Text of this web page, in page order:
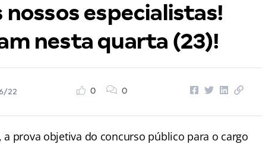
especialistas!
nesta quarta (23)!
22
0 0
prova objetiva do concurso público para o cargo